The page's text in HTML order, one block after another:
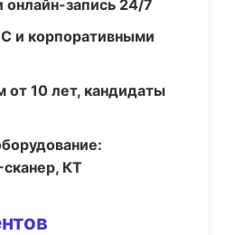
онлайн-запись 24/7
и корпоративными
от 10 лет, кандидаты
КТ